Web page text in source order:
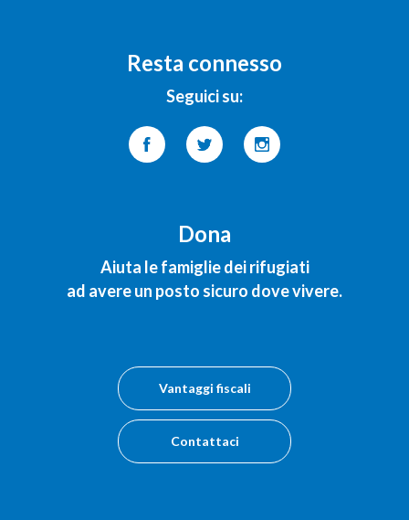
Resta connesso
Seguici su:
Dona
Aiuta le famiglie dei rifugiati
ad avere un posto sicuro dove vivere.
Vantaggi fiscali
Contattaci